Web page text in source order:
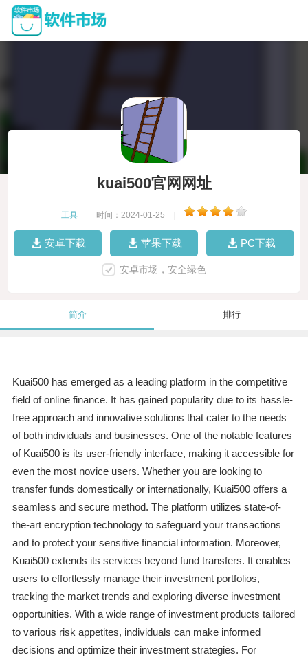
kuai500官网网址
工具 时间：2024-01-25
安卓下载 苹果下载 PC下载
安卓市场，安全绿色
简介 排行
Kuai500 has emerged as a leading platform in the competitive
field of online finance. It has gained popularity due to its hassle-
free approach and innovative solutions that cater to the needs
of both individuals and businesses. One of the notable features
of Kuai500 is its user-friendly interface, making it accessible for
even the most novice users. Whether you are looking to
transfer funds domestically or internationally, Kuai500 offers a
seamless and secure method. The platform utilizes state-of-
the-art encryption technology to safeguard your transactions
and to protect your sensitive financial information. Moreover,
Kuai500 extends its services beyond fund transfers. It enables
users to effortlessly manage their investment portfolios,
tracking the market trends and exploring diverse investment
opportunities. With a wide range of investment products tailored
to various risk appetites, individuals can make informed
decisions and optimize their investment strategies. For